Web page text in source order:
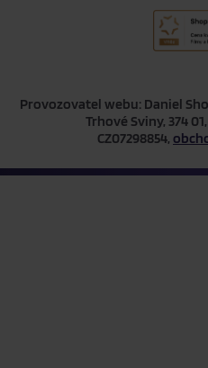
Provozovatel webu: Daniel
Trhové Sviny, 374
CZ07298854,